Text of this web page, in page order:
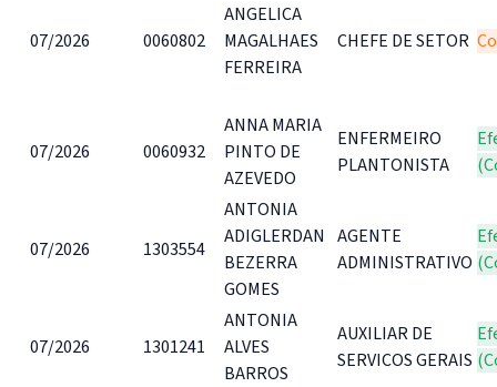
07/2026 0060802
ANGELICA
MAGALHAES
FERREIRA
CHEFE DE SETOR
07/2026 0060932
ANNA MARIA
PINTO DE
AZEVEDO
ENFERMEIRO
PLANTONISTA
07/2026 1303554
ANTONIA
ADIGLERDAN
BEZERRA
GOMES
AGENTE
ADMINISTRATIVO
07/2026 1301241
ANTONIA
ALVES
BARROS
AUXILIAR DE
SERVICOS GERAIS